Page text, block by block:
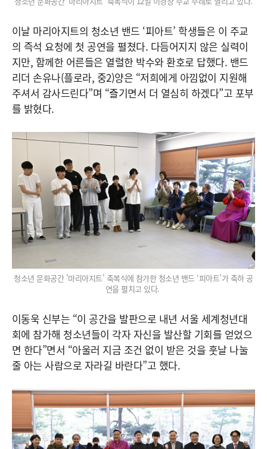
이날 마리아지트의 청소년 밴드 ‘피아트’ 학생들은 이 주교
의 즉석 요청에 첫 공연을 펼쳤다. 다듬어지지 않은 실력이
지만, 함께한 어른들은 열렬한 박수와 환호로 답했다. 밴드
리더 손유나(플로라, 중2)양은 “저희에게 아낌없이 지원해
주셔서 감사드린다”며 “즐기면서 더 열심히 하겠다”고 포부
를 밝혔다.
청소년 문화공간 '마리아지트' 축복식에 참가한 청소년 밴드 ‘피아트’가 축하 공
연을 펼치고 있다.
이동욱 신부는 “이 공간을 발판으로 내년 서울 세계청년대
회에 참가해 청소년들이 각자 자신을 발산할 기회를 얻었으
면 한다”면서 “아울러 지금 조건 없이 받은 것을 훗날 나눌
줄 아는 사람으로 자라길 바란다”고 했다.